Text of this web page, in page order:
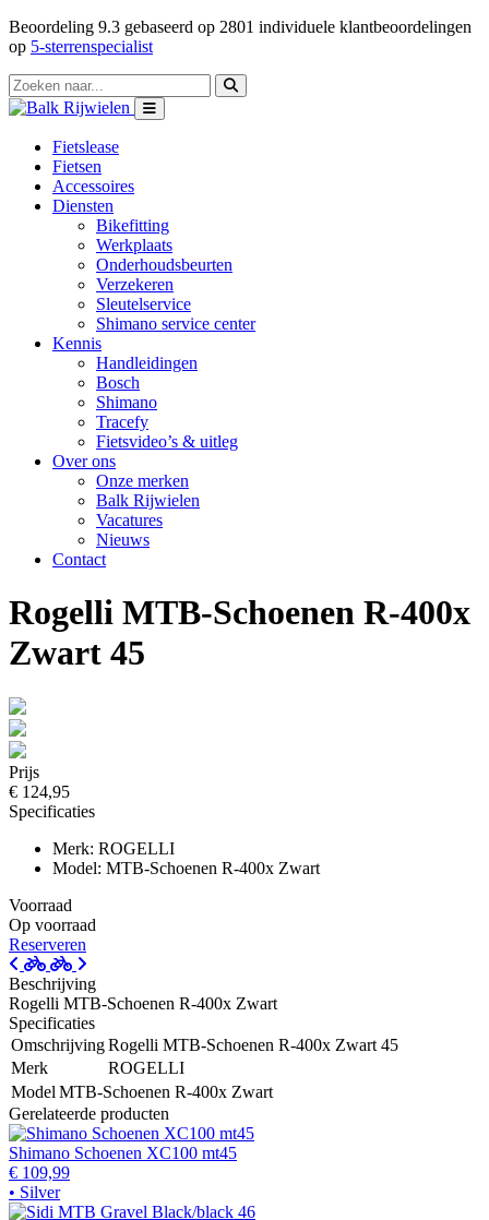
Beoordeling 9.3 gebaseerd op 2801 individuele klantbeoordelingen
op 5-sterrenspecialist
Fietslease
Fietsen
Accessoires
Diensten
Bikefitting
Werkplaats
Onderhoudsbeurten
Verzekeren
Sleutelservice
Shimano service center
Kennis
Handleidingen
Bosch
Shimano
Tracefy
Fietsvideo’s & uitleg
Over ons
Onze merken
Balk Rijwielen
Vacatures
Nieuws
Contact
Rogelli MTB-Schoenen R-400x
Zwart 45
Prijs
€ 124,95
Specificaties
Merk: ROGELLI
Model: MTB-Schoenen R-400x Zwart
Voorraad
Op voorraad
Reserveren
Beschrijving
Rogelli MTB-Schoenen R-400x Zwart
Specificaties
OmschrijvingRogelli MTB-Schoenen R-400x Zwart 45
Merk
ROGELLI
Model MTB-Schoenen R-400x Zwart
Gerelateerde producten
Shimano Schoenen XC100 mt45
€ 109,99
• Silver